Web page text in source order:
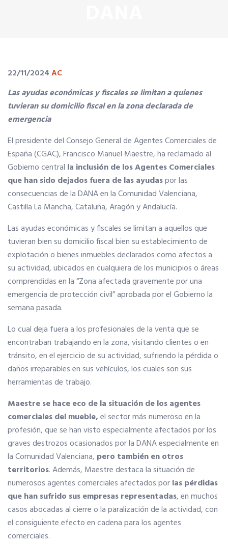
Curso de Acceso
Formación gratuita
Descuentos exclusivos
Telefonía AC
Tu Carnet Profesional, ahora Digital
Ahorra en carburantes
VENTAJAS EN SEGUROS
IMQ SEGUROS DE SALUD
Formación Gratuita
Servicios financieros
Ventajas en las ferias
Seguro de vida
22/11/2024AC
Las ayudas económicas y fiscales se limitan a quienes
tuvieran su domicilio fiscal en la zona declarada de
emergencia
El presidente del Consejo General de Agentes Comerciales de
España (CGAC), Francisco Manuel Maestre, ha reclamado al
Gobierno central la inclusión de los Agentes Comerciales
que han sido dejados fuera de las ayudaspor las
consecuencias de la DANA en la Comunidad Valenciana,
Castilla La Mancha, Cataluña, Aragón y Andalucía.
Las ayudas económicas y fiscales se limitan a aquellos que
tuvieran bien su domicilio fiscal bien su establecimiento de
explotación o bienes inmuebles declarados como afectos a
su actividad, ubicados en cualquiera de los municipios o áreas
comprendidas en la “Zona afectada gravemente por una
emergencia de protección civil” aprobada por el Gobierno la
semana pasada.
Lo cual deja fuera a los profesionales de la venta que se
encontraban trabajando en la zona, visitando clientes o en
tránsito, en el ejercicio de su actividad, sufriendo la pérdida o
daños irreparables en sus vehículos, los cuales son sus
herramientas de trabajo.
Maestre se hace eco de la situación de los agentes
comerciales del mueble,el sector más numeroso en la
profesión, que se han visto especialmente afectados por los
graves destrozos ocasionados por la DANA especialmente en
la Comunidad Valenciana, pero también en otros
territorios. Además, Maestre destaca la situación de
numerosos agentes comerciales afectados porlas pérdidas
que han sufrido sus empresas representadas, en muchos
casos abocadas al cierre o la paralización de la actividad, con
el consiguiente efecto en cadena para los agentes
comerciales.